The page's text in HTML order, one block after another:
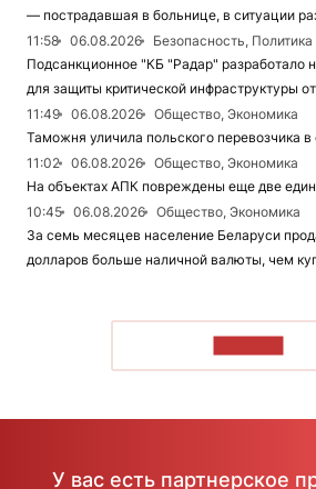
— пострадавшая в больнице, в ситуации
11:58
06.08.2026
Безопасность, Политика
Подсанкционное "КБ "Радар" разработало
для защиты критической инфраструктуры
11:49
06.08.2026
Общество, Экономика
Таможня уличила польского перевозчика в
11:02
06.08.2026
Общество, Экономика
На объектах АПК повреждены еще две
10:45
06.08.2026
Общество, Экономика
За семь месяцев население Беларуси
долларов больше наличной валюты, чем
У вас есть партнерское